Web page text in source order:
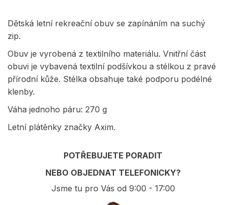
Dětská letní rekreační obuv se zapínáním na suchý
zip.
Obuv je vyrobená z textilního materiálu. Vnitřní část
obuvi je vybavená textilní podšívkou a stélkou z pravé
přírodní kůže. Stélka obsahuje také podporu podélné
klenby.
Váha jednoho páru: 270 g
Letní plátěnky značky Axim.
POTŘEBUJETE PORADIT
NEBO OBJEDNAT TELEFONICKY?
Jsme tu pro Vás od 9:00 - 17:00